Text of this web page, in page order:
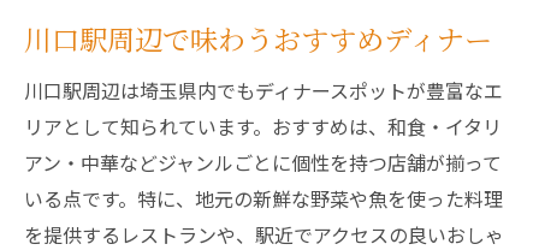
川口の平日ディナーで満喫する安くて美味しい
コスパ抜群！川口で安いディナー探し
平日の夜ご飯にぴったりなディナー案内
安くて美味しい川口ディナーの秘密
ランキング常連の絶品夜ご飯を厳選
川口駅周辺で味わうおすすめディナー
川口駅周辺は埼玉県内でもディナースポットが豊富なエ
リアとして知られています。おすすめは、和食・イタリ
アン・中華などジャンルごとに個性を持つ店舗が揃って
いる点です。特に、地元の新鮮な野菜や魚を使った料理
を提供するレストランや、駅近でアクセスの良いおしゃ